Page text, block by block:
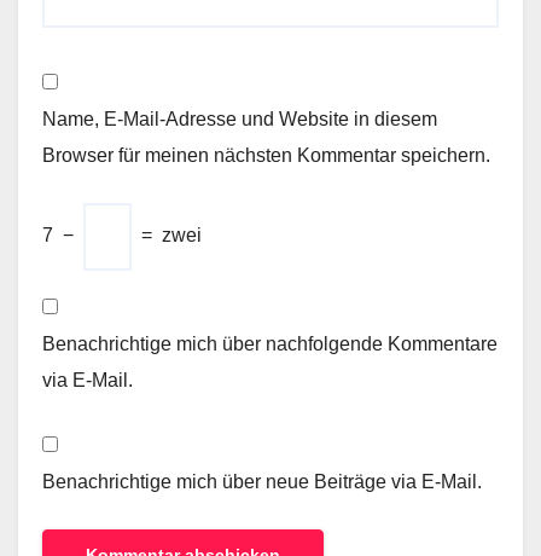
Name, E-Mail-Adresse und Website in diesem
Browser für meinen nächsten Kommentar speichern.
7 − = zwei
Benachrichtige mich über nachfolgende Kommentare
via E-Mail.
Benachrichtige mich über neue Beiträge via E-Mail.